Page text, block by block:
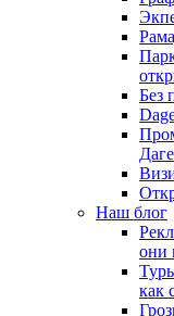
Без
Наш блог
они
как